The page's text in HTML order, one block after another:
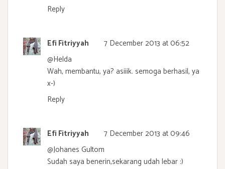
Reply
Efi Fitriyyah
7 December 2013 at 06:52
@Helda
Wah, membantu, ya? asiiik. semoga berhasil, ya
x-)
Reply
Efi Fitriyyah
7 December 2013 at 09:46
@Johanes Gultom
Sudah saya benerin,sekarang udah lebar :)